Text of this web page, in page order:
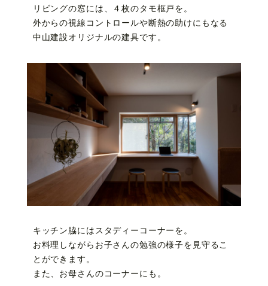
リビングの窓には、４枚のタモ框戸を。
外からの視線コントロールや断熱の助けにもなる
中山建設オリジナルの建具です。
キッチン脇にはスタディーコーナーを。
お料理しながらお子さんの勉強の様子を見守るこ
とができます。
また、お母さんのコーナーにも。